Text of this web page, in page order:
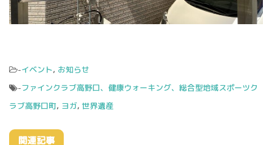
-イベント, お知らせ
-ファインクラブ高野口、健康ウォーキング、総合型地域スポーツク
ラブ高野口町, ヨガ, 世界遺産
関連記事